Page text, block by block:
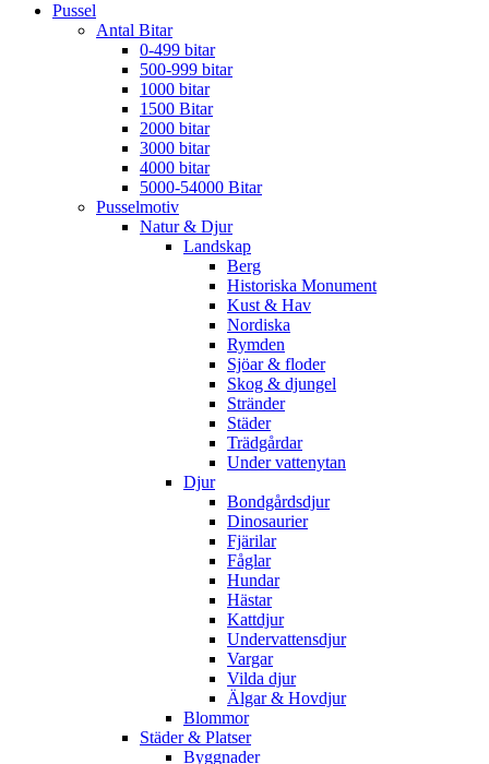
Pussel
Antal Bitar
0-499 bitar
500-999 bitar
1000 bitar
1500 Bitar
2000 bitar
3000 bitar
4000 bitar
5000-54000 Bitar
Pusselmotiv
Natur & Djur
Landskap
Berg
Historiska Monument
Kust & Hav
Nordiska
Rymden
Sjöar & floder
Skog & djungel
Stränder
Städer
Trädgårdar
Under vattenytan
Djur
Bondgårdsdjur
Dinosaurier
Fjärilar
Fåglar
Hundar
Hästar
Kattdjur
Undervattensdjur
Vargar
Vilda djur
Älgar & Hovdjur
Blommor
Städer & Platser
Byggnader